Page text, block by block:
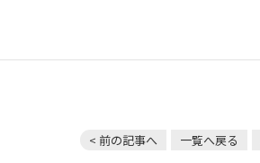
< 前の記事へ 一覧へ戻る